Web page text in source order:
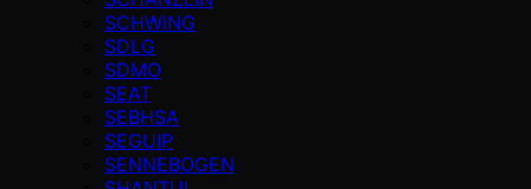
SCHWING
SDLG
SDMO
SEAT
SEBHSA
SEGUIP
SENNEBOGEN